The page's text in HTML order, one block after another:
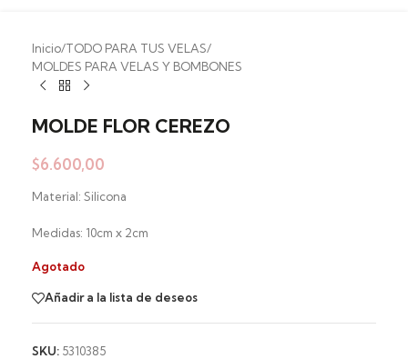
Inicio/TODO PARA TUS VELAS/
MOLDES PARA VELAS Y BOMBONES
MOLDE FLOR CEREZO
$6.600,00
Material: Silicona
Medidas: 10cm x 2cm
Agotado
Añadir a la lista de deseos
SKU: 5310385